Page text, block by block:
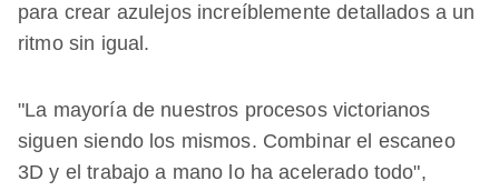
para crear azulejos increíblemente detallados a un
ritmo sin igual.
"La mayoría de nuestros procesos victorianos
siguen siendo los mismos. Combinar el escaneo
3D y el trabajo a mano lo ha acelerado todo",